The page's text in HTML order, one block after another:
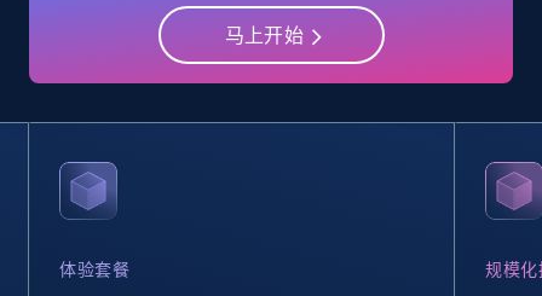
Industries, Operating status, and more.
Business Popular Enriched
15.6K+
Linkedin job listings information
马上开始
体验套餐 规模化